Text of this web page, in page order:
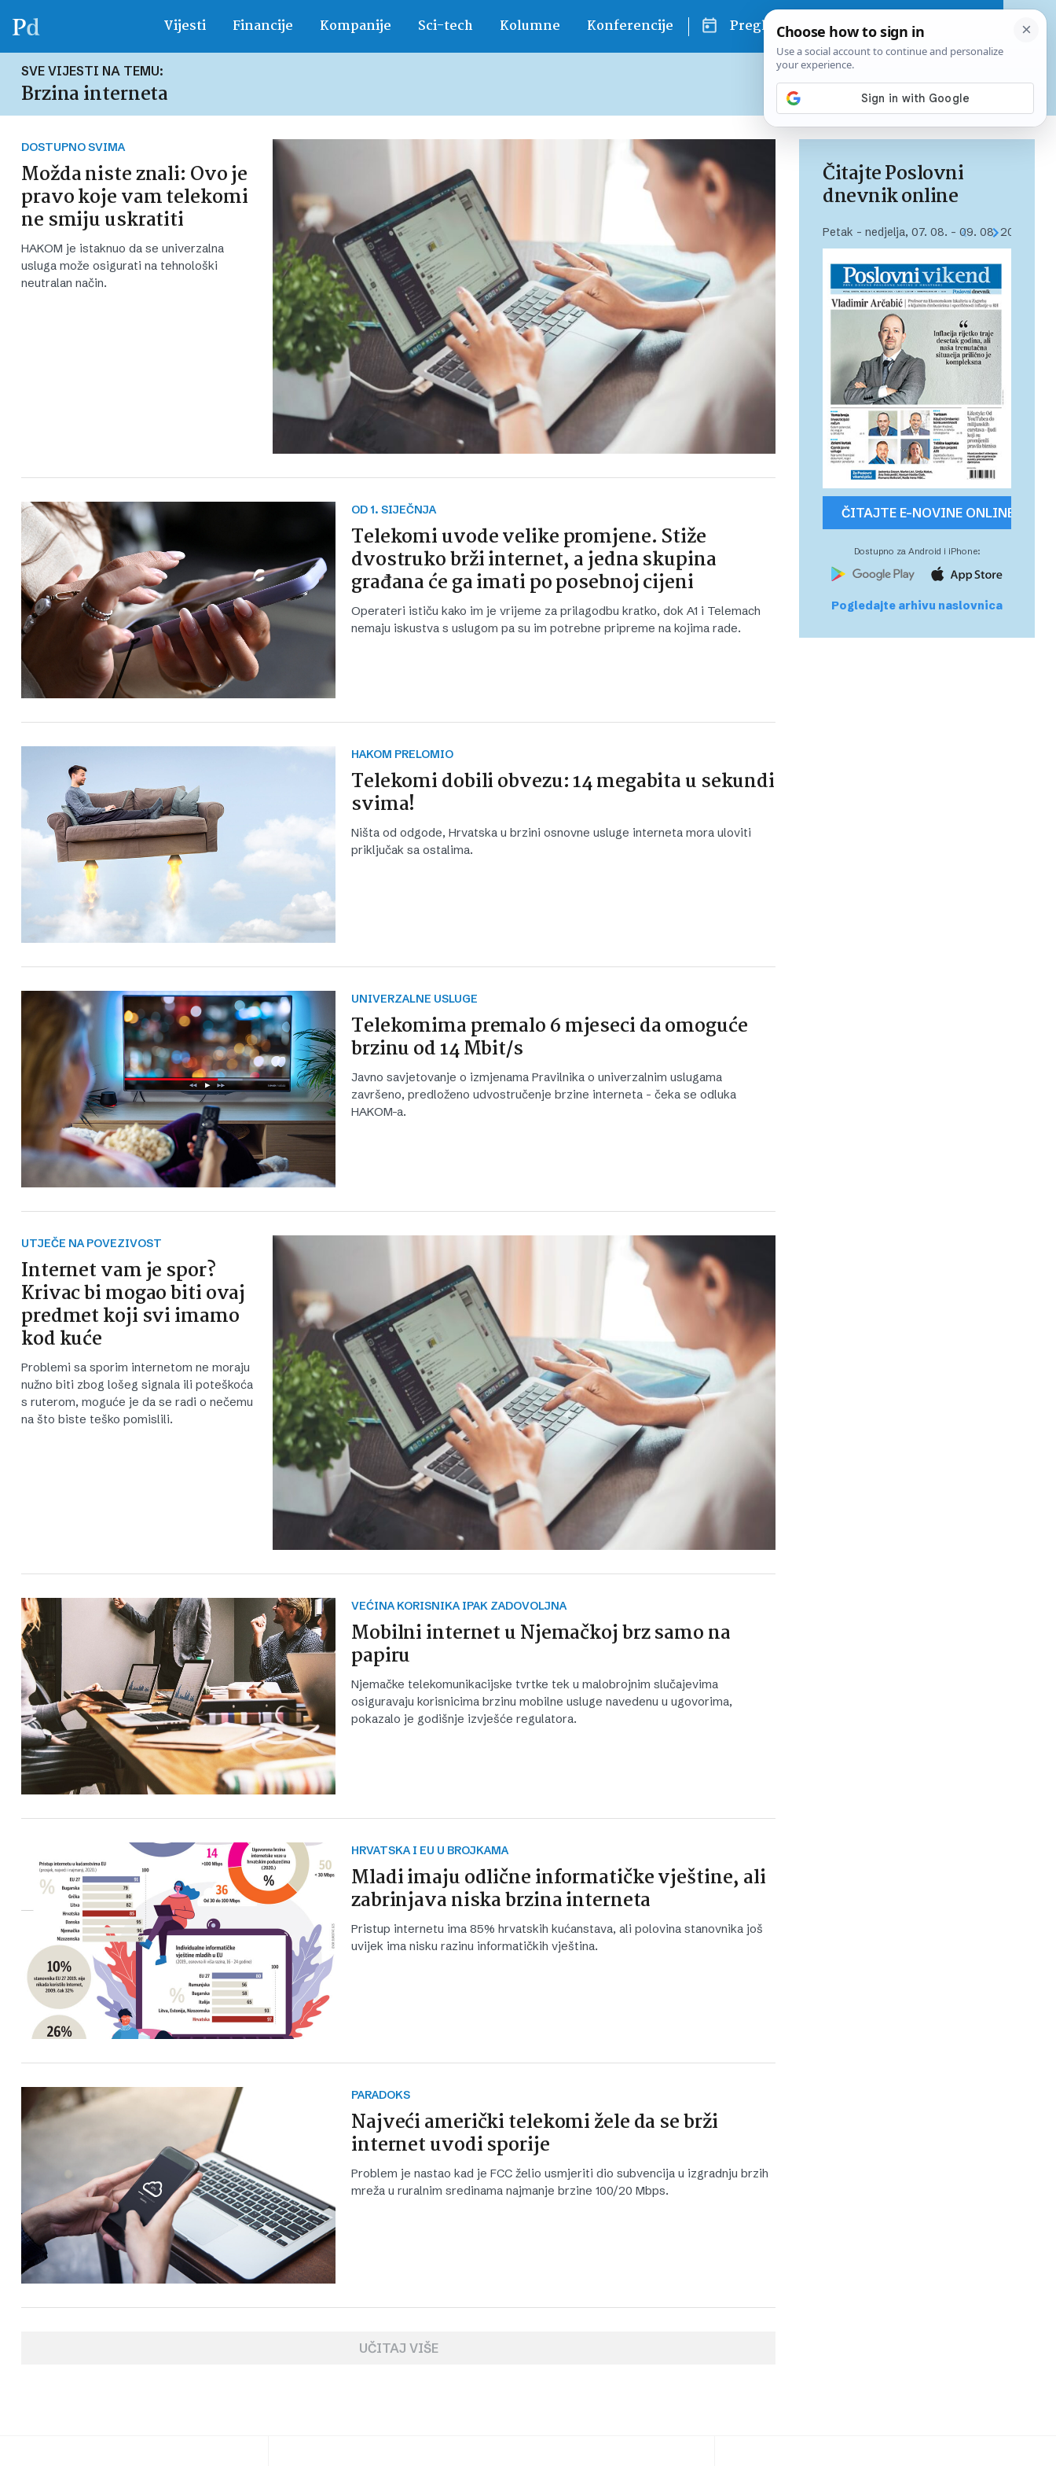
Vijesti Financije Kompanije Sci-tech Kolumne Konferencije Pregled dana
SVE VIJESTI NA TEMU:
Brzina interneta
Već od 10 EUR mjesečno
DOSTUPNO SVIMA
Možda niste znali: Ovo je
pravo koje vam telekomi
ne smiju uskratiti
HAKOM je istaknuo da se univerzalna
usluga može osigurati na tehnološki
neutralan način.
OD 1. SIJEČNJA
Telekomi uvode velike promjene. Stiže
dvostruko brži internet, a jedna skupina
građana će ga imati po posebnoj cijeni
Operateri ističu kako im je vrijeme za prilagodbu kratko, dok A1 i Telemach
nemaju iskustva s uslugom pa su im potrebne pripreme na kojima rade.
HAKOM PRELOMIO
Telekomi dobili obvezu: 14 megabita u sekundi
svima!
Ništa od odgode, Hrvatska u brzini osnovne usluge interneta mora uloviti
priključak sa ostalima.
UNIVERZALNE USLUGE
Telekomima premalo 6 mjeseci da omoguće
brzinu od 14 Mbit/s
Javno savjetovanje o izmjenama Pravilnika o univerzalnim uslugama
završeno, predloženo udvostručenje brzine interneta - čeka se odluka
HAKOM-a.
UTJEČE NA POVEZIVOST
Internet vam je spor?
Krivac bi mogao biti ovaj
predmet koji svi imamo
kod kuće
Problemi sa sporim internetom ne moraju
nužno biti zbog lošeg signala ili poteškoća
s ruterom, moguće je da se radi o nečemu
na što biste teško pomislili.
VEĆINA KORISNIKA IPAK ZADOVOLJNA
Mobilni internet u Njemačkoj brz samo na
papiru
Njemačke telekomunikacijske tvrtke tek u malobrojnim slučajevima
osiguravaju korisnicima brzinu mobilne usluge navedenu u ugovorima,
pokazalo je godišnje izvješće regulatora.
HRVATSKA I EU U BROJKAMA
Mladi imaju odlične informatičke vještine, ali
zabrinjava niska brzina interneta
Pristup internetu ima 85% hrvatskih kućanstava, ali polovina stanovnika još
uvijek ima nisku razinu informatičkih vještina.
PARADOKS
Najveći američki telekomi žele da se brži
internet uvodi sporije
Problem je nastao kad je FCC želio usmjeriti dio subvencija u izgradnju brzih
mreža u ruralnim sredinama najmanje brzine 100/20 Mbps.
UČITAJ VIŠE
Čitajte Poslovni
dnevnik online
Petak – nedjelja, 07. 08. – 09. 08. 2026.
ČITAJTE E-NOVINE ONLINE
Dostupno za Android i iPhone:
Pogledajte arhivu naslovnica